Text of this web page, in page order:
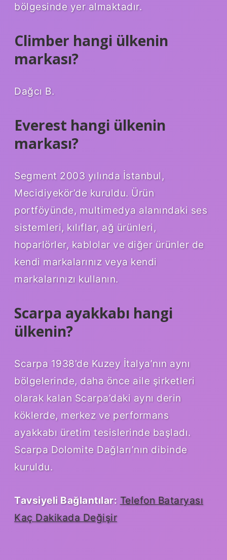
bölgesinde yer almaktadır.
Climber hangi ülkenin
markası?
Dağcı B.
Everest hangi ülkenin
markası?
Segment 2003 yılında İstanbul,
Mecidiyekör’de kuruldu. Ürün
portföyünde, multimedya alanındaki ses
sistemleri, kılıflar, ağ ürünleri,
hoparlörler, kablolar ve diğer ürünler de
kendi markalarınız veya kendi
markalarınızı kullanın.
Scarpa ayakkabı hangi
ülkenin?
Scarpa 1938’de Kuzey İtalya’nın aynı
bölgelerinde, daha önce aile şirketleri
olarak kalan Scarpa’daki aynı derin
köklerde, merkez ve performans
ayakkabı üretim tesislerinde başladı.
Scarpa Dolomite Dağları’nın dibinde
kuruldu.
Tavsiyeli Bağlantılar: Telefon Bataryası
Kaç Dakikada Değişir